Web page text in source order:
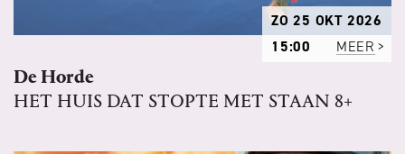
ZO 25 OKT 2026
15:00
MEER
De Horde
HET HUIS DAT STOPTE MET STAAN 8+